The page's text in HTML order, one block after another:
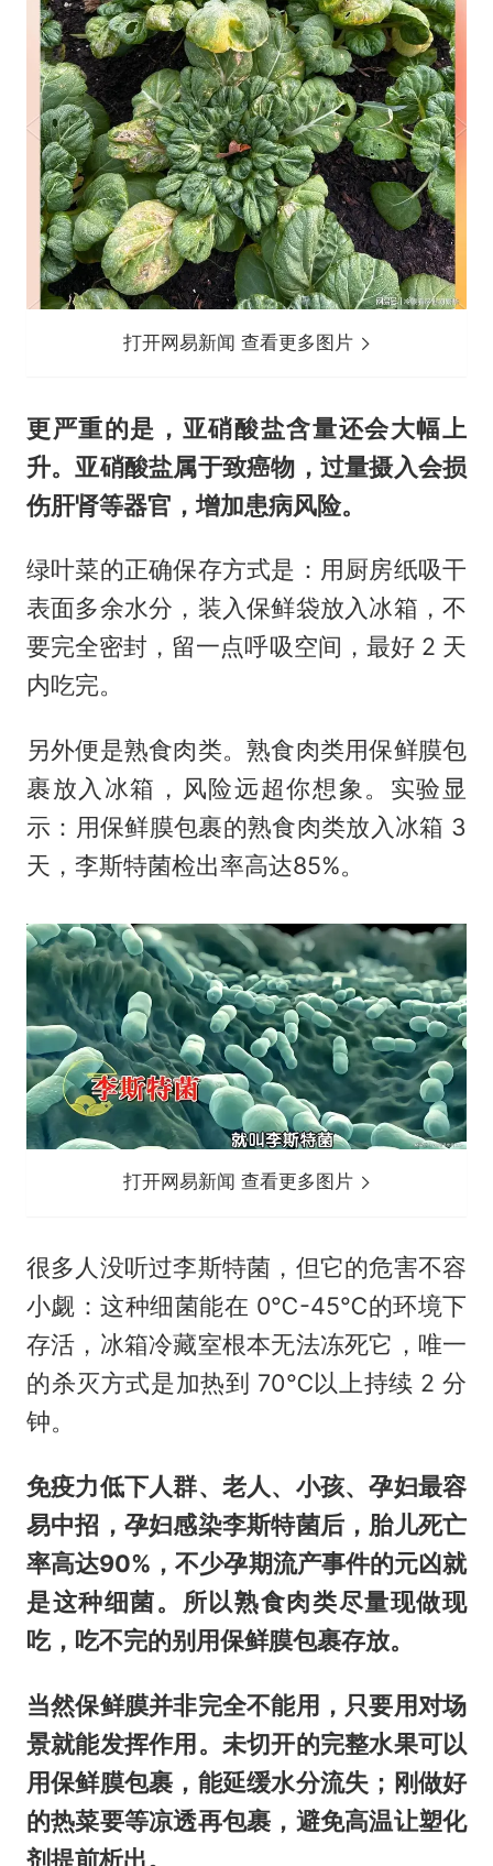
打开网易新闻 查看更多图片
更严重的是，亚硝酸盐含量还会大幅上
升。亚硝酸盐属于致癌物，过量摄入会损
伤肝肾等器官，增加患病风险。
绿叶菜的正确保存方式是：用厨房纸吸干
表面多余水分，装入保鲜袋放入冰箱，不
要完全密封，留一点呼吸空间，最好 2 天
内吃完。
另外便是熟食肉类。熟食肉类用保鲜膜包
裹放入冰箱，风险远超你想象。实验显
示：用保鲜膜包裹的熟食肉类放入冰箱 3
天， 李斯特菌检出率高达85%。
打开网易新闻 查看更多图片
很多人没听过李斯特菌，但它的危害不容
小觑：这种细菌能在 0℃-45℃的环境下
存活，冰箱冷藏室根本无法冻死它，唯一
的杀灭方式是加热到 70℃以上持续 2 分
钟。
免疫力低下人群、老人、小孩、孕妇最容
易中招，孕妇感染李斯特菌后，胎儿死亡
率高达90%，不少孕期流产事件的元凶就
是这种细菌。所以熟食肉类尽量现做现
吃，吃不完的别用保鲜膜包裹存放。
当然保鲜膜并非完全不能用，只要用对场
景就能发挥作用。未切开的完整水果可以
用保鲜膜包裹，能延缓水分流失；刚做好
的热菜要等凉透再包裹，避免高温让塑化
剂提前析出。